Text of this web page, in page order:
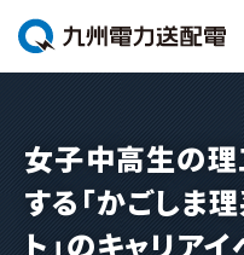
女子中高生の
する「かごしま
ト」のキャリア